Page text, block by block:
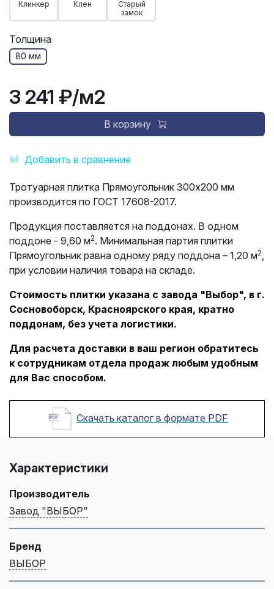
Добавить в сравнение
Клинкер Клен
Старый
замок
Толщина
80 мм
3 241 ₽/м2
В корзину
Тротуарная плитка Прямоугольник 300х200 мм
производится по ГОСТ 17608-2017.
Продукция поставляется на поддонах. В одном
поддоне - 9,60 м2. Минимальная партия плитки
Прямоугольник равна одному ряду поддона – 1,20 м2
при условии наличия товара на складе.
Стоимость плитки указана с завода "Выбор", в г.
Сосновоборск, Красноярского края, кратно
поддонам, без учета логистики.
Для расчета доставки в ваш регион обратитесь
к сотрудникам отдела продаж любым удобным
для Вас способом.
Скачать каталог в формате PDF
Характеристики
Производитель
Завод "ВЫБОР"
Бренд
ВЫБОР